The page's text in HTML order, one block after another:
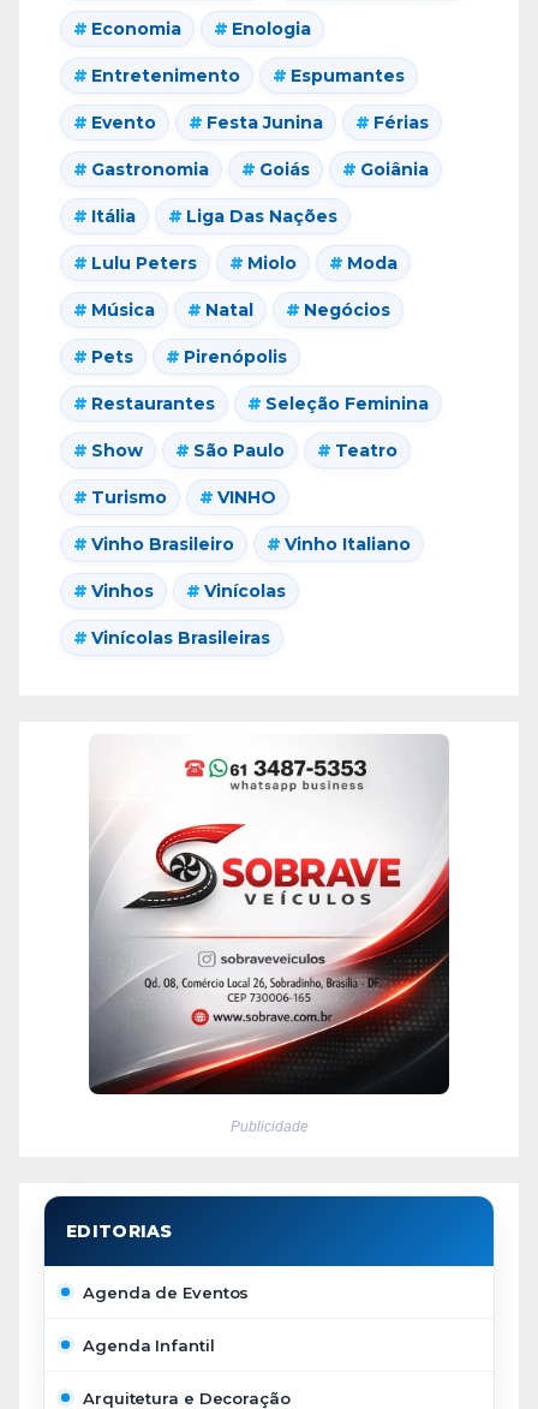
Economia Enologia
Entretenimento Espumantes
Evento Festa Junina Férias
Gastronomia Goiás Goiânia
Itália Liga Das Nações
Lulu Peters Miolo Moda
Música Natal Negócios
Pets Pirenópolis
Restaurantes Seleção Feminina
Show São Paulo Teatro
Turismo VINHO
Vinho Brasileiro Vinho Italiano
Vinhos Vinícolas
Vinícolas Brasileiras
Publicidade
Agenda de Eventos
Agenda Infantil
Arquitetura e Decoração